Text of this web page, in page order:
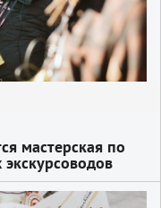
мастерская по